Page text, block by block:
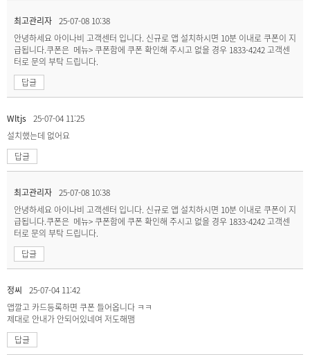
최고관리자 25-07-08 10:38
안녕하세요 아이나비 고객센터 입니다. 신규로 앱 설치하시면 10분 이내로 쿠폰이 지
급됩니다.쿠폰은 메뉴> 쿠폰함에 쿠폰 확인해 주시고 없을 경우 1833-4242 고객센
터로 문의 부탁 드립니다.
답글
Wltjs
25-07-04 11:25
설치했는데 없어요
답글
최고관리자 25-07-08 10:38
안녕하세요 아이나비 고객센터 입니다. 신규로 앱 설치하시면 10분 이내로 쿠폰이 지
급됩니다.쿠폰은 메뉴> 쿠폰함에 쿠폰 확인해 주시고 없을 경우 1833-4242 고객센
터로 문의 부탁 드립니다.
답글
정씨
25-07-04 11:42
앱깔고 카드등록하면 쿠폰 들어옵니다 ㅋㅋ
제대로 안내가 안되어있네여 저도해맴
답글